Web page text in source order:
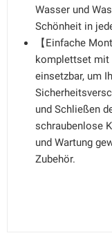
Wasser und
Schönheit in
【Einfache
komplettset mit
einsetzbar, um
und Schließen
schraubenlose
und Wartung
Zubehör.